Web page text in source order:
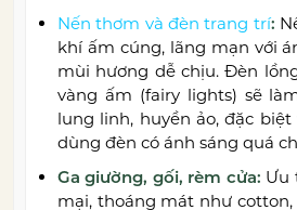
Nến thơm và đèn trang trí:
khí ấm cúng, lãng mạn với
mùi hương dễ chịu. Đèn
vàng ấm (fairy lights) sẽ
lung linh, huyền ảo, đặc biệt
dùng đèn có ánh sáng quá
Ga giường, gối, rèm cửa: Ưu
mại, thoáng mát như cotton,